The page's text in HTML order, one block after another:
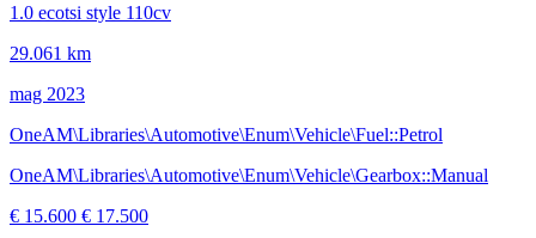
1.0 ecotsi style 110cv
29.061 km
mag 2023
OneAM\Libraries\Automotive\Enum\Vehicle\Fuel::Petrol
OneAM\Libraries\Automotive\Enum\Vehicle\Gearbox::Manual
€ 15.600 € 17.500